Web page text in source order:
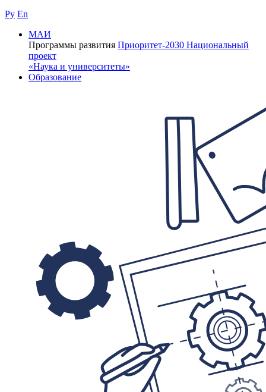
Ру En
МАИ
Программы развития Приоритет-2030 Национальный
проект
«Наука и университеты»
Образование